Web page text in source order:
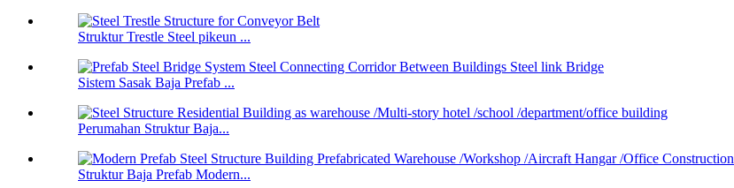
Struktur Trestle Steel pikeun ...
Sistem Sasak Baja Prefab ...
Perumahan Struktur Baja...
Struktur Baja Prefab Modern...